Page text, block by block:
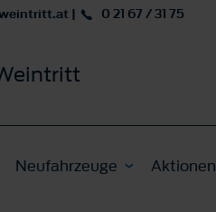
| 0 21 67 / 31 75
Neufahrzeuge Aktionen